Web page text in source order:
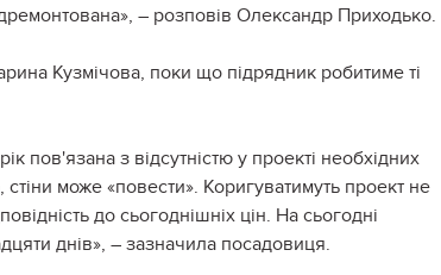
– розповів Олександр Приходько.
Кузмічова, поки що підрядник робитиме ті
пов'язана з відсутністю у проекті необхідних
стіни може «повести». Коригуватимуть проект не
до сьогоднішніх цін. На сьогодні
днів», – зазначила посадовиця.